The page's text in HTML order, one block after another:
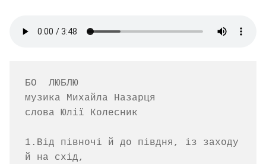
БО  ЛЮБЛЮ
музика Михайла Назарця
слова Юлії Колесник
1.Від півночі й до півдня, із заходу
й на схід,